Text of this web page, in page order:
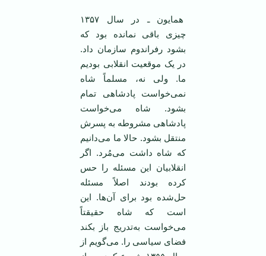
همایون ـ در سال ۱۳۵۷
چیزی باقی نمانده بود که
بشود رفراندوم سازمان داد.
در یک موقعیت انقلابی بودیم
ما. ولی نه، مسلماً شاه
نمی‌خواست پادشاهی تمام
بشود. شاه می‌خواست
پادشاهی مشروطه به پسرش
منتقل بشود. حالا ما می‌دانیم
که شاه داشت می‌مُرد. اگر
انقلابیان این مسئله را حس
کرده بودند اصلاً مسئله
حل‌شده بود برای آن‌ها. این
است که شاه حقیقتاً
می‌خواست به‌تدریج باز بکند
فضای سیاسی را. می‌گویم از